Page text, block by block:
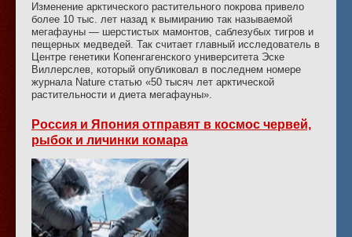
Изменение арктического растительного покрова привело
более 10 тыс. лет назад к вымиранию так называемой
мегафауны — шерстистых мамонтов, саблезубых тигров и
пещерных медведей. Так считает главный исследователь в
Центре генетики Копенгагенского университета Эске
Виллерслев, который опубликовал в последнем номере
журнала Nature статью «50 тысяч лет арктической
растительности и диета мегафауны».
Россия и Япония отправят в космос червей,
рыбок и личинки комара